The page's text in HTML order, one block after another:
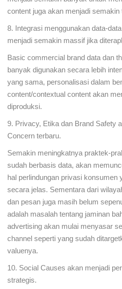
content juga akan menjadi
8. Integrasi menggunakan data-
menjadi semakin massif jika
Basic commercial brand data dan
banyak digunakan secara lebih
yang sama, personalisasi dalam
content/contextual content akan
diproduksi.
9. Privacy, Etika dan Brand Safety
Concern terbaru.
Semakin meningkatnya praktek-
sudah berbasis data, akan
hal perlindungan privasi konsumen
secara jelas. Sementara dari
dan pesan juga masih belum
adalah masalah tentang jaminan
advertising akan mulai menyasar
channel seperti yang sudah
valuenya.
10. Social Causes akan menjadi
strategis.